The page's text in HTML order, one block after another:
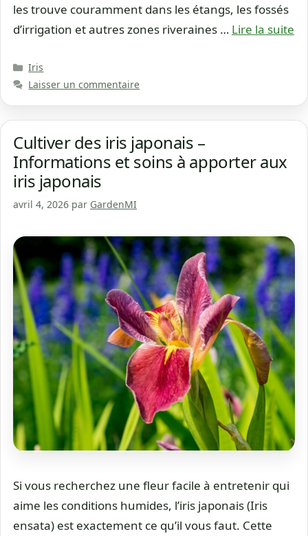
les trouve couramment dans les étangs, les fossés
d’irrigation et autres zones riveraines … Lire la suite
Catégories
Iris
Laisser un commentaire
Cultiver des iris japonais –
Informations et soins à apporter aux
iris japonais
avril 4, 2026 par GardenMI
Si vous recherchez une fleur facile à entretenir qui
aime les conditions humides, l’iris japonais (Iris
ensata) est exactement ce qu’il vous faut. Cette